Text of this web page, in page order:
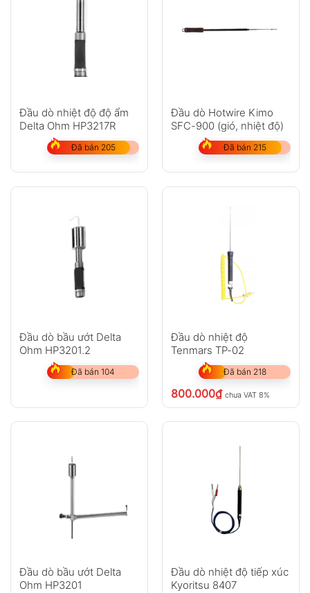
Đầu dò nhiệt độ độ ẩm
Delta Ohm HP3217R
Đã bán 205
Đầu dò Hotwire Kimo
SFC-900 (gió, nhiệt độ)
Đã bán 215
Đầu dò bầu ướt Delta
Ohm HP3201.2
Đã bán 104
Đầu dò nhiệt độ
Tenmars TP-02
Đã bán 218
800.000₫ chưa VAT 8%
Đầu dò bầu ướt Delta
Ohm HP3201
Đầu dò nhiệt độ tiếp xúc
Kyoritsu 8407